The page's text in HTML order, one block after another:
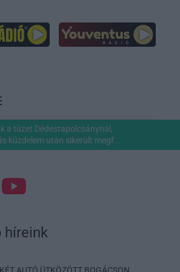
a tüzet Dédestapolcsánynál,
küzdelem után sikerült megf...
híreink
KÉT AUTÓ ÜTKÖZÖTT BOGÁCSON,